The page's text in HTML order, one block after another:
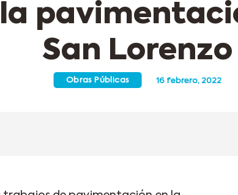
San Lorenzo
Obras Públicas 16 febrero, 2022